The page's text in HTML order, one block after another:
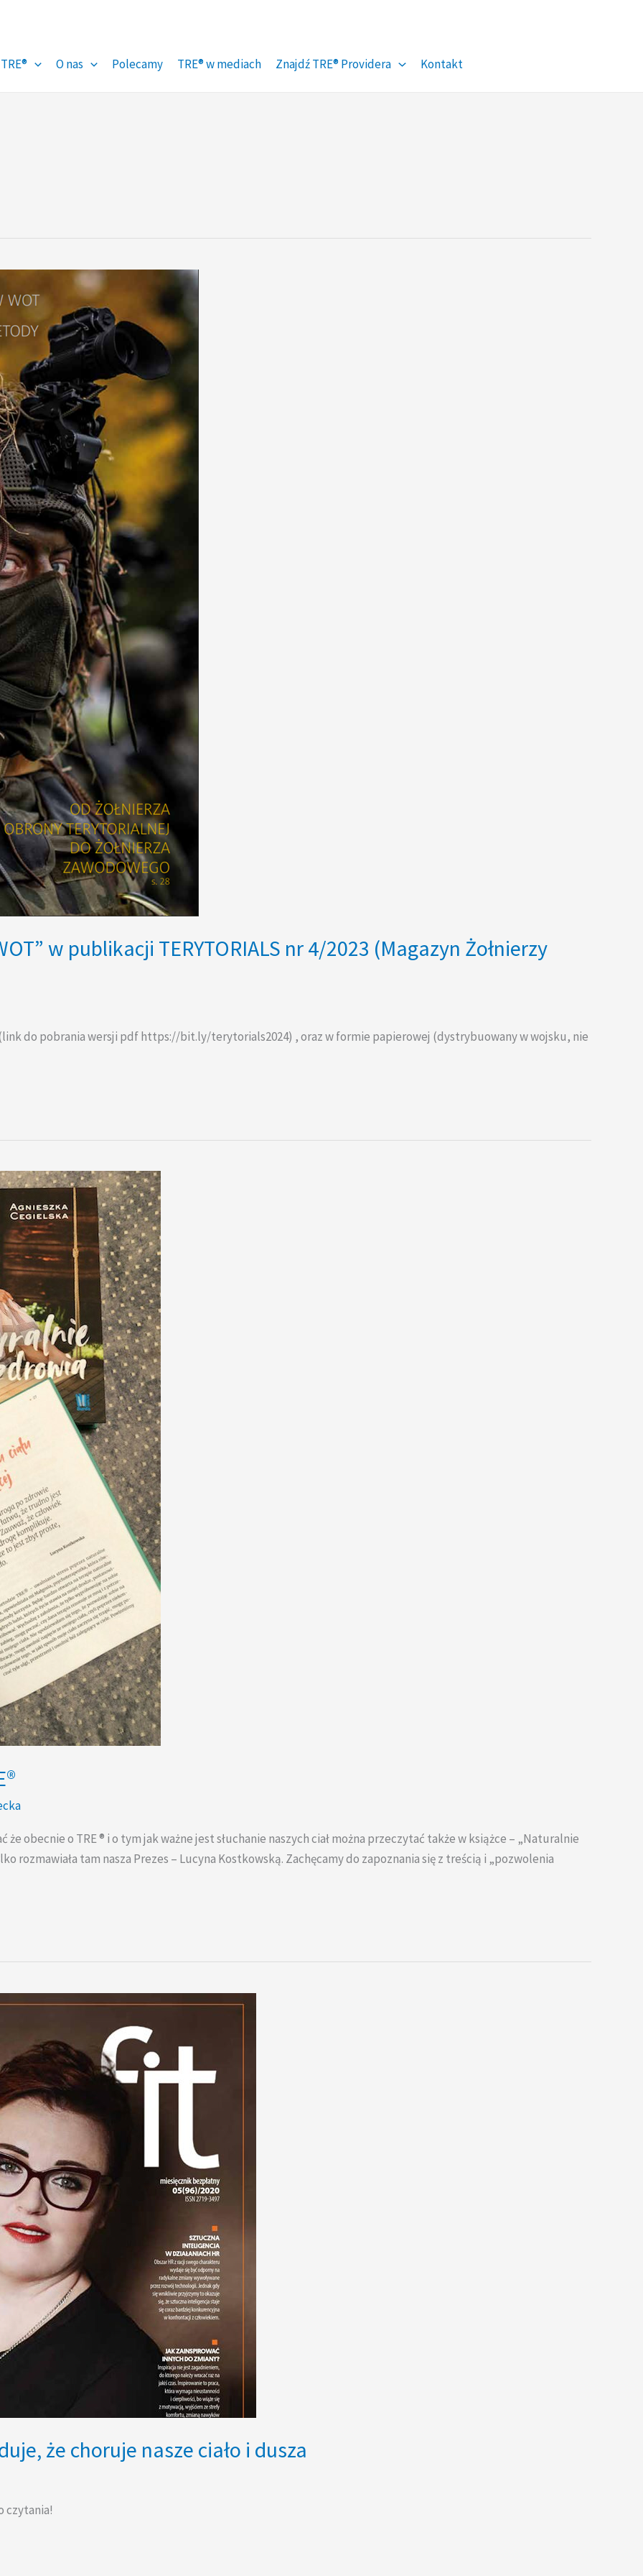
O nas Polecamy TRE® w mediach Znajdź TRE® Providera Kontakt
w publikacji TERYTORIALS nr 4/2023 (Magazyn Żołnierzy
do pobrania wersji pdf https://bit.ly/terytorials2024) , oraz w formie papierowej (dystrybuowany w wojsku, nie
obecnie o TRE ® i o tym jak ważne jest słuchanie naszych ciał można przeczytać także w książce – „Naturalnie
rozmawiała tam nasza Prezes – Lucyna Kostkowską. Zachęcamy do zapoznania się z treścią i „pozwolenia
że choruje nasze ciało i dusza
czytania!